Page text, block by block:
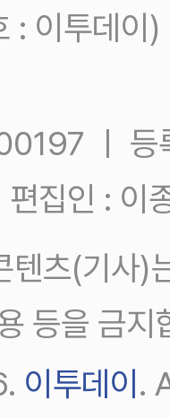
: 이투데
ㅣ
집인 : 이
텐츠(기사)
등을 금지
이투데이 .